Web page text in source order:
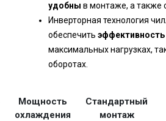
удобны в монтаже, а также
Инверторная технология
обеспечить
максимальных нагрузках,
оборотах.
Мощность
охлаждения
Стандартный
монтаж